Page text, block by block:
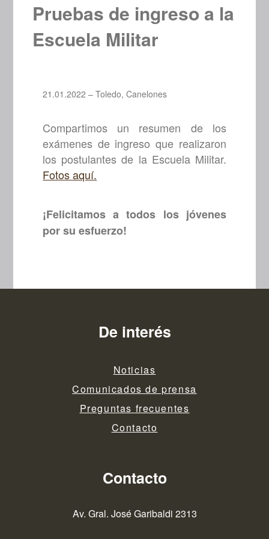
Pruebas de ingreso a la
Escuela Militar
21.01.2022 – Toledo, Canelones
Compartimos un resumen de los
exámenes de ingreso que realizaron
los postulantes de la Escuela Militar.
Fotos aquí.
¡Felicitamos a todos los jóvenes
por su esfuerzo!
De interés
Noticias
Comunicados de prensa
Preguntas frecuentes
Contacto
Contacto
Av. Gral. José Garibaldi 2313